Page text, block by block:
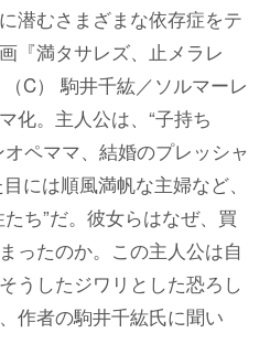
潜むさまざまな依存症をテ
『満タサレズ、止メラレ
C） 駒井千紘／ソルマーレ
化。主人公は、“子持ち
ペママ、結婚のプレッシャ
には順風満帆な主婦など、
ち”だ。彼女らはなぜ、買
ったのか。この主人公は自
うしたジワリとした恐ろし
作者の駒井千紘氏に聞い